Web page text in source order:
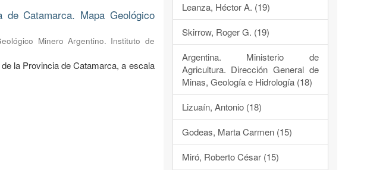
de Catamarca. Mapa Geológico
Minero Argentino. Instituto de
la Provincia de Catamarca, a escala
Leanza, Héctor A. (19)
Skirrow, Roger G. (19)
Argentina. Ministerio de
Agricultura. Dirección General de
Minas, Geología e Hidrología (18)
Lizuaín, Antonio (18)
Godeas, Marta Carmen (15)
Miró, Roberto César (15)